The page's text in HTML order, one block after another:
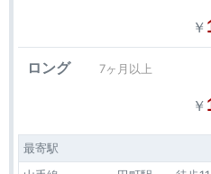
￥
ロング 7ヶ月以上
￥
最寄駅